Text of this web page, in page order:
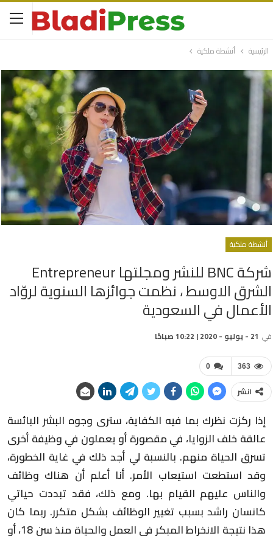
الرئيسية أنشطة ملكية
أنشطة ملكية
شركة BNC للنشر ومجلتها Entrepreneur
الشرق الاوسط ، نظمت جوائزها السنوية لروّاد
الأعمال في السعودية
في 21 - يوليو - 2020 | 10:22 صباحًا
0 363
انشر
إذا ركزت نظرك بما فيه الكفاية، سترى وجوه البشر البائسة
عالقة خلف الزوايا، في مقصورة أو يعملون في وظيفة أخرى
تسرق الحياة منهم. بالنسبة لي أجد ذلك في غاية الخطورة،
وقد استطعت استيعاب الأمر. أنا أعلم أن هناك وظائف
والناس عليهم القيام بها. ومع ذلك، فقد تبددت حياتي
كانسان راشد بسبب تغيير الوظائف بشكل متكرر. ربما كان
هذا نتيجة الانخراط المبكر في العمل والحياة منذ سن 18، أو